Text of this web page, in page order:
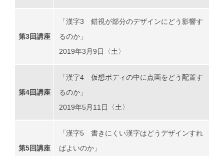
第3回講座
「漢字3 錯視が部分のデザインにどう影響す
るのか」
2019年3月9日〈土〉
第4回講座
「漢字4 仮想ボディの中に点画をどう配置す
るのか」
2019年5月11日〈土〉
第5回講座
「漢字5 書きにくい漢字はどうデザインすれ
ばよいのか」